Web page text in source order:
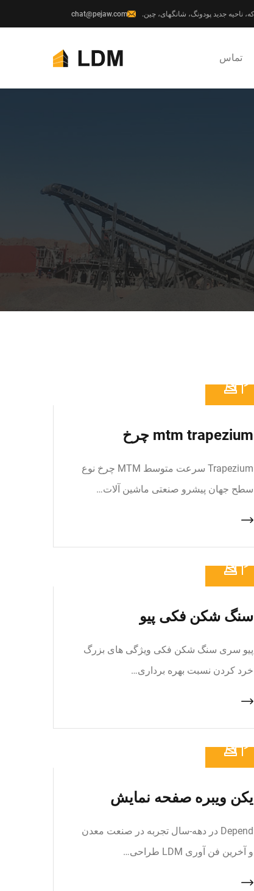
chat@pejaw.com
تماس
mtm trapezium چرخ
Trapezium سرعت متوسط MTM چرخ نوع
سطح جهان پیشرو صنعتی ماشین آلات…
سنگ شکن فکی پیو
پیو سری سنگ شکن فکی ویژگی های بزرگ
خرد کردن نسبت بهره برداری…
یکن ویبره صفحه نمایش
Depend در دهه-سال تجربه در صنعت معدن
و آخرین فن آوری LDM طراحی…